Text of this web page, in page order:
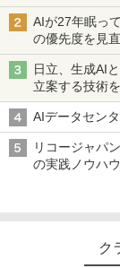
AIが27年眠っ
の優先度を見
日立、生成AI
立案する技術
AIデータセン
リコージャパ
の実践ノウハ
ク